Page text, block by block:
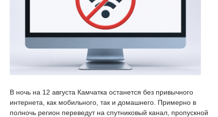
В ночь на 12 августа Камчатка останется без привычного
интернета, как мобильного, так и домашнего. Примерно в
полночь регион переведут на спутниковый канал, пропускной